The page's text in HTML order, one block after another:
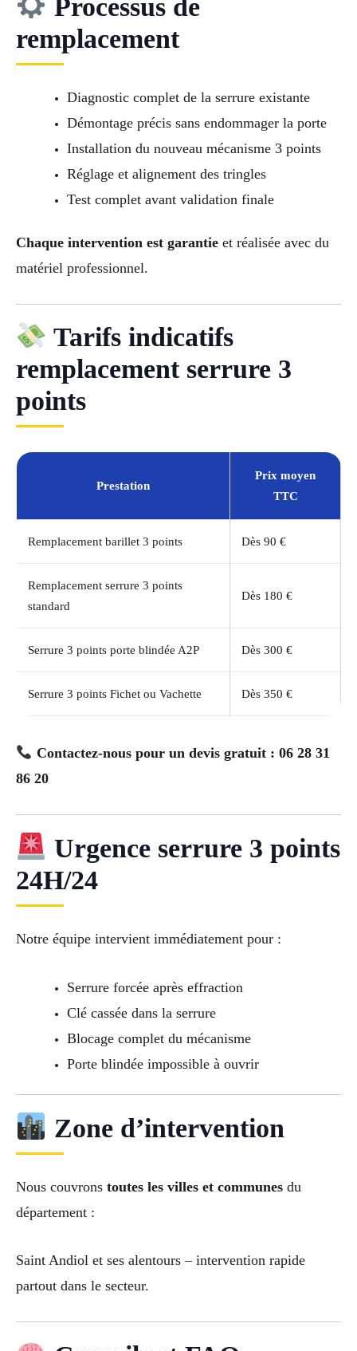
Processus de
remplacement
Diagnostic complet de la serrure existante
Démontage précis sans endommager la porte
Installation du nouveau mécanisme 3 points
Réglage et alignement des tringles
Test complet avant validation finale
Chaque intervention est garantie et réalisée avec du
matériel professionnel.
Tarifs indicatifs
remplacement serrure 3
points
Prestation
Prix moyen
TTC
Remplacement barillet 3 points Dès 90 €
Remplacement serrure 3 points
standard
Dès 180 €
Serrure 3 points porte blindée A2P Dès 300 €
Serrure 3 points Fichet ou Vachette Dès 350 €
Contactez-nous pour un devis gratuit : 06 28 31
86 20
Urgence serrure 3 points
24H/24
Notre équipe intervient immédiatement pour :
Serrure forcée après effraction
Clé cassée dans la serrure
Blocage complet du mécanisme
Porte blindée impossible à ouvrir
Zone d’intervention
Nous couvrons toutes les villes et communes du
département :
Saint Andiol et ses alentours – intervention rapide
partout dans le secteur.